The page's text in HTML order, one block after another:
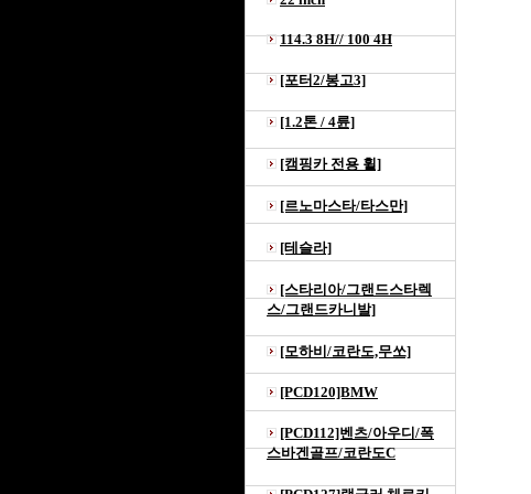
114.3 8H// 100 4H
[포터2/봉고3]
[1.2톤 / 4륜]
[캠핑카 전용 휠]
[르노마스타/타스만]
[테슬라]
[스타리아/그랜드스타렉
스/그랜드카니발]
[모하비/코란도,무쏘]
[PCD120]BMW
[PCD112]벤츠/아우디/폭
스바겐골프/코란도C